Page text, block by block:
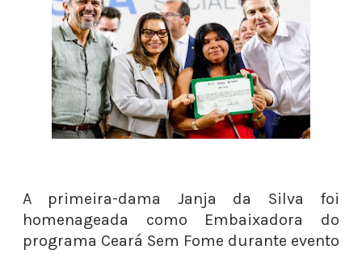
A primeira-dama Janja da Silva foi
homenageada como Embaixadora do
programa Ceará Sem Fome durante evento